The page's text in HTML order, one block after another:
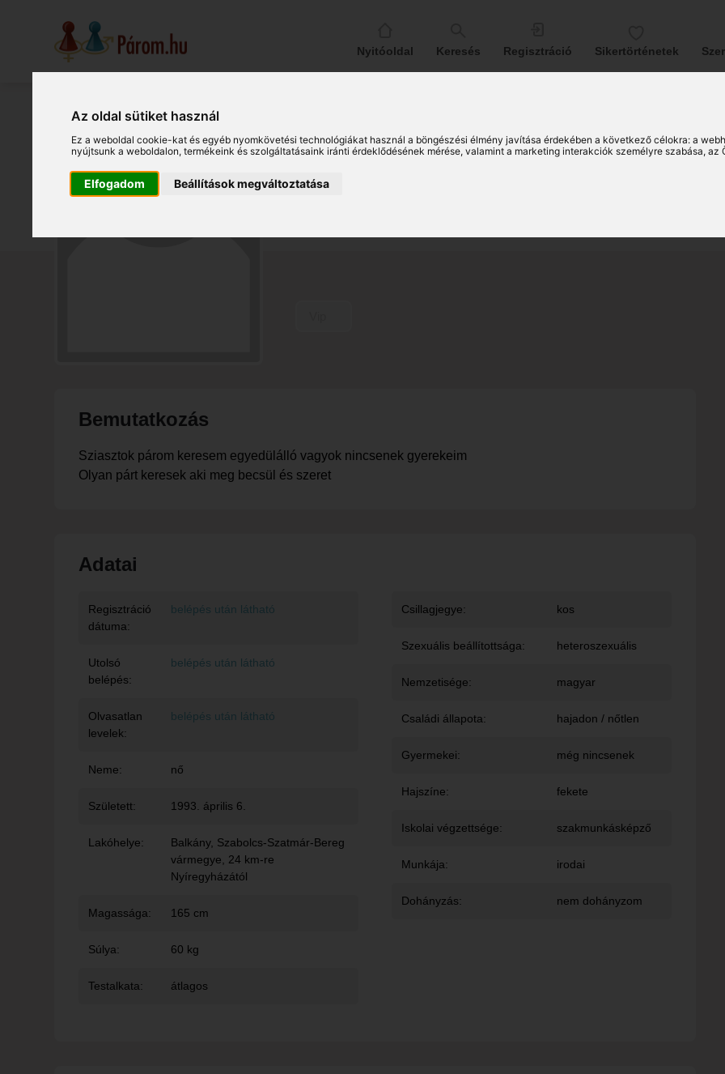
Az oldal sütiket használ
Ez a weboldal cookie-kat és egyéb nyomkövetési technológiákat használ a böngészési élmény javítása érdekében a következő célokra:a
nyújtsunk a weboldalon,termékeink és szolgáltatásaink iránti érdeklődésének mérése, valamint a marketing interakciók személyre szabása,az
Elfogadom Beállítások megváltoztatása
Nyitóoldal Keresés Regisztráció Sikertörténetek
Gréti (33)
Balkányi társkereső nő
Bemutatkozás
Sziasztok párom keresem egyedülálló vagyok nincsenek gyerekeim
Olyan párt keresek aki meg becsül és szeret
Adatai
Regisztráció
dátuma:
belépés után látható
Utolsó
belépés:
belépés után látható
Olvasatlan
levelek:
belépés után látható
Neme: nő
Született: 1993. április 6.
Lakóhelye: Balkány, Szabolcs-Szatmár-Bereg
vármegye, 24 km-re
Nyíregyházától
Magassága: 165 cm
Súlya: 60 kg
Testalkata: átlagos
Csillagjegye: kos
Szexuális beállítottsága: heteroszexuális
Nemzetisége: magyar
Családi állapota: hajadon / nőtlen
Gyermekei: még nincsenek
Hajszíne: fekete
Iskolai végzettsége: szakmunkásképző
Munkája: irodai
Dohányzás: nem dohányzom